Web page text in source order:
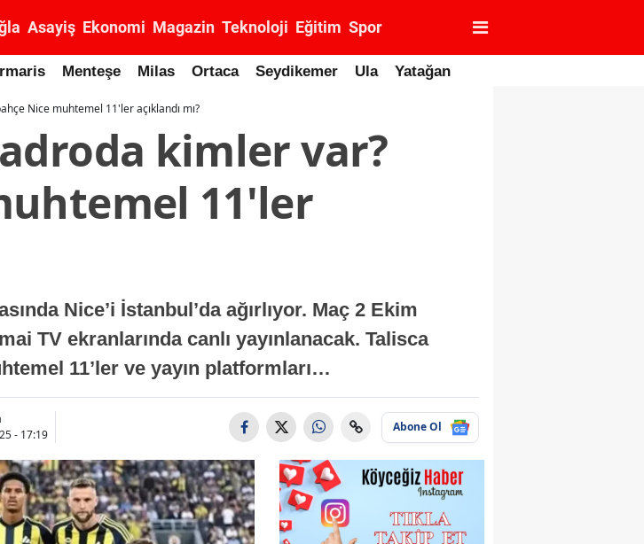
Asayiş Ekonomi Magazin Teknoloji Eğitim Spor
Menteşe Milas Ortaca Seydikemer Ula Yatağan
Nice muhtemel 11'ler açıklandı mı?
kimler var?
11'ler
Nice’i İstanbul’da ağırlıyor. Maç 2 Ekim
TV ekranlarında canlı yayınlanacak. Talisca
11’ler ve yayın platformları…
- 17:19
Abone Ol